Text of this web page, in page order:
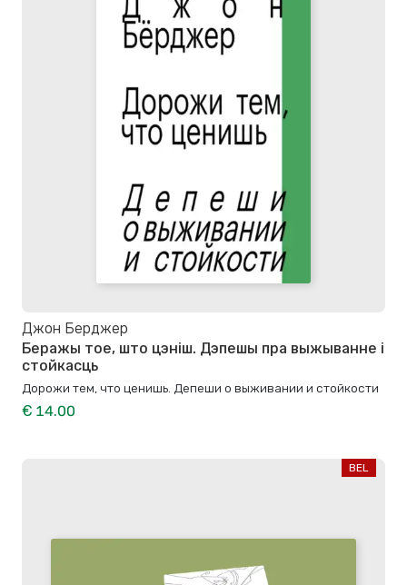
Джон Берджер
Беражы тое, што цэніш. Дэпешы пра выжыванне і
стойкасць
Дорожи тем, что ценишь. Депеши о выживании и стойкости
€ 14.00
BEL